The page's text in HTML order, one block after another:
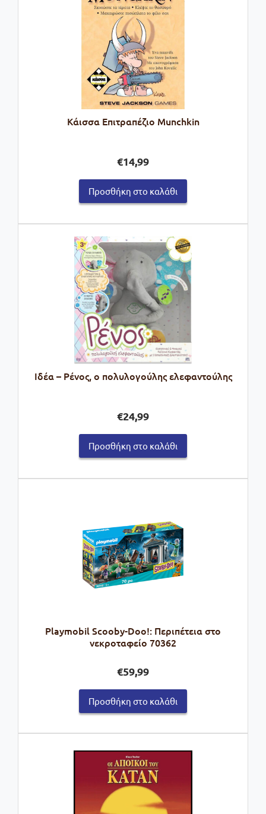
Κάισσα Επιτραπέζιο Munchkin
€14,99
Προσθήκη στο καλάθι
Ιδέα – Ρένος, ο πολυλογούλης ελεφαντούλης
€24,99
Προσθήκη στο καλάθι
Playmobil Scooby-Doo!: Περιπέτεια στο
νεκροταφείο 70362
€59,99
Προσθήκη στο καλάθι